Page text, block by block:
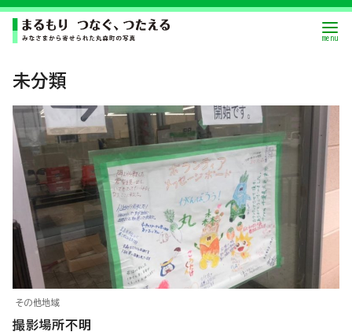
未分類
その他地域
撮影場所不明